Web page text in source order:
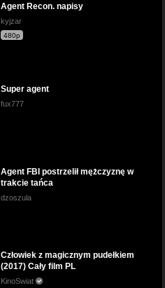
Agent Recon. napisy
kyjzar
480p
Super agent
fux777
Agent FBI postrzelił mężczyznę w
trakcie tańca
dzoszula
Człowiek z magicznym pudełkiem
(2017) Cały film PL
KinoSwiat